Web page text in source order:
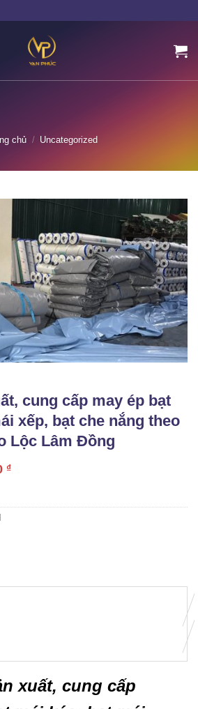
chủ / Uncategorized
cung cấp may ép bạt
xếp, bạt che nắng theo
Lộc Lâm Đồng
₫
xuất, cung cấp